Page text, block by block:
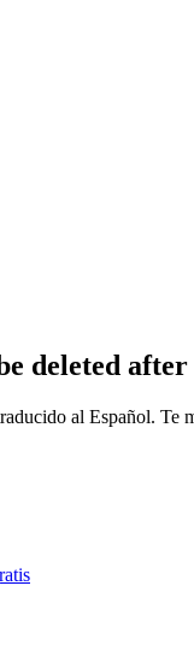
deleted
al Español. Te